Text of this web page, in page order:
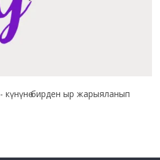
- күнүнө бирден ыр жарыяланып